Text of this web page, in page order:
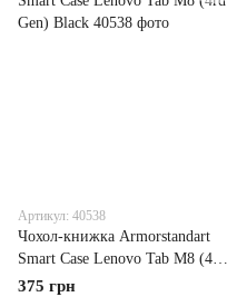
Артикул: 40538
Чохол-книжка Armorstandart
Smart Case Lenovo Tab M8 (4rd
Gen) Black
375 грн